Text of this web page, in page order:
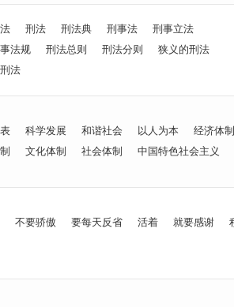
刑法 刑法典 刑事法
刑事立法
法规
刑法总则 刑法分则
狭义的刑法
法
科学发展 和谐社会 以人为本
经济体制
文化体制 社会体制 中国特色社会主义
不要骄傲 要每天反省 活着 就要感谢